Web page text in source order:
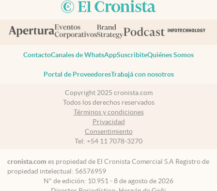
ContactoCanales de WhatsAppSuscribiteQuiénes Somos
Portal de ProveedoresTrabajá con nosotros
Copyright 2025 cronista.com
Todos los derechos reservados
Términos y condiciones
Privacidad
Consentimiento
Tel: +54 11 7078-3270
cronista.com es propiedad de El Cronista Comercial S.A Registro de
propiedad intelectual: 56576959
N° de edición: 10.951 - 8 de agosto de 2026